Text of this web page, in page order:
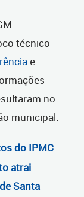
técnico
e
no
municipal.
do IPMC
atrai
Santa